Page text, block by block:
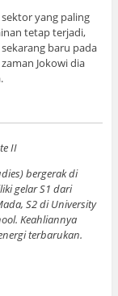
yang paling
tetap terjadi,
baru pada
Jokowi dia
II
bergerak di
gelar S1 dari
S2 di University
Keahliannya
terbarukan.